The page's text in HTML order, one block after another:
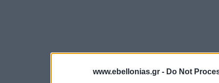
www.ebellonias.gr - Do Not